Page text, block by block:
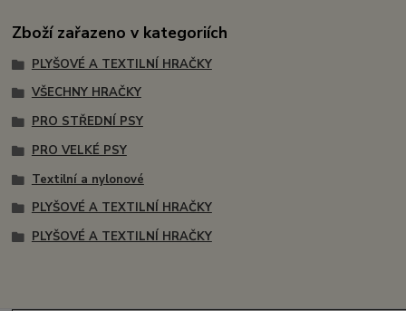
Zboží zařazeno v kategoriích
PLYŠOVÉ A TEXTILNÍ HRAČKY
VŠECHNY HRAČKY
PRO STŘEDNÍ PSY
PRO VELKÉ PSY
Textilní a nylonové
PLYŠOVÉ A TEXTILNÍ HRAČKY
PLYŠOVÉ A TEXTILNÍ HRAČKY